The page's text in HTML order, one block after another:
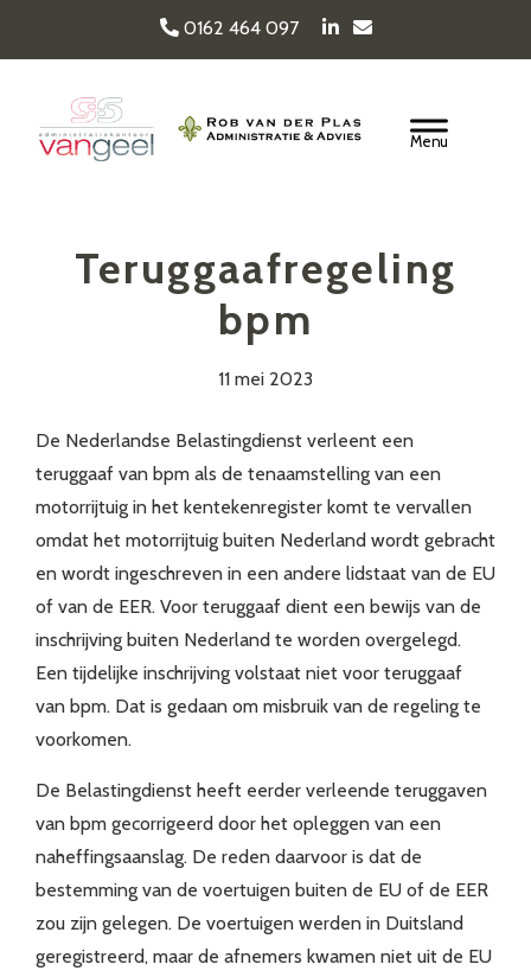
hoofd
inhoud
0162 464 097
Van Geel & van der
Header
Teruggaafregeling
bpm
11 mei 2023
De Nederlandse Belastingdienst verleent een
teruggaaf van bpm als de tenaamstelling van een
motorrijtuig in het kentekenregister komt te vervallen
omdat het motorrijtuig buiten Nederland wordt gebracht
en wordt ingeschreven in een andere lidstaat van de EU
of van de EER. Voor teruggaaf dient een bewijs van de
inschrijving buiten Nederland te worden overgelegd.
Een tijdelijke inschrijving volstaat niet voor teruggaaf
van bpm. Dat is gedaan om misbruik van de regeling te
voorkomen.
De Belastingdienst heeft eerder verleende teruggaven
van bpm gecorrigeerd door het opleggen van een
naheffingsaanslag. De reden daarvoor is dat de
bestemming van de voertuigen buiten de EU of de EER
zou zijn gelegen. De voertuigen werden in Duitsland
geregistreerd, maar de afnemers kwamen niet uit de EU